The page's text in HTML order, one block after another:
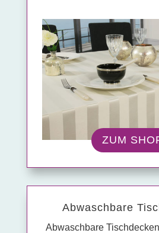
ZUM
Abwasch­bare
Abwaschbare